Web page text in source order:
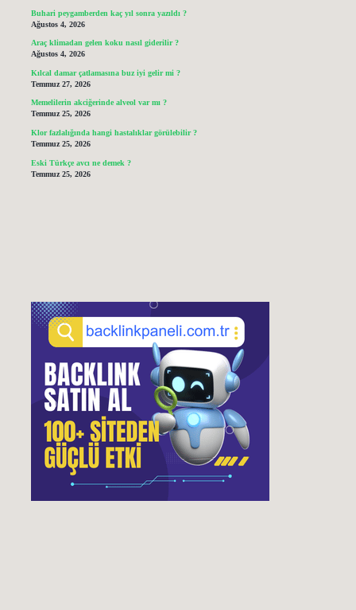
Buhari peygamberden kaç yıl sonra yazıldı ?
Ağustos 4, 2026
Araç klimadan gelen koku nasıl giderilir ?
Ağustos 4, 2026
Kılcal damar çatlamasına buz iyi gelir mi ?
Temmuz 27, 2026
Memelilerin akciğerinde alveol var mı ?
Temmuz 25, 2026
Klor fazlalığında hangi hastalıklar görülebilir ?
Temmuz 25, 2026
Eski Türkçe avcı ne demek ?
Temmuz 25, 2026